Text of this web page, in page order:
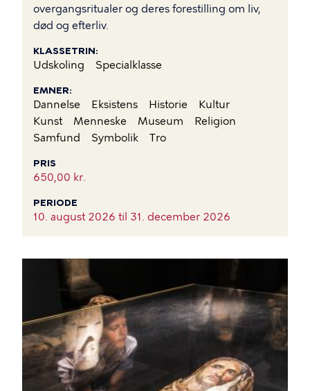
overgangsritualer og deres forestilling om liv,
død og efterliv.
KLASSETRIN
Udskoling Specialklasse
EMNER
Dannelse Eksistens Historie
Kultur
Kunst
Menneske Museum
Religion
Samfund
Symbolik Tro
PRIS
650,00 kr.
PERIODE
10. august 2026 til 31. december 2026